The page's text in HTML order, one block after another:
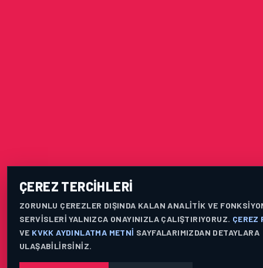
ÇEREZ TERCIHLERI
ZORUNLU ÇEREZLER DIŞINDA KALAN ANALITIK VE
SERVISLERI YALNIZCA ONAYINIZLA ÇALIŞTIRIYORUZ. ÇEREZ
VE KVKK AYDINLATMA METNI SAYFALARIMIZDAN DETAYLARA
ULAŞABILIRSINIZ.